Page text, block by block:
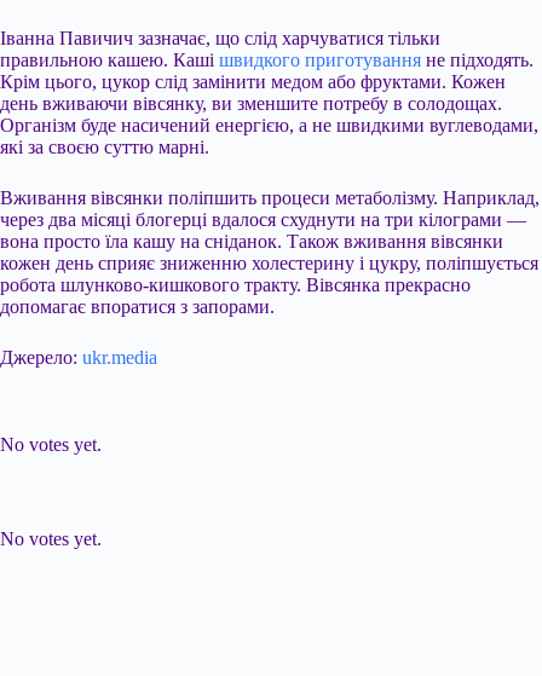
Іванна Павичич зазначає, що слід харчуватися тільки
правильною кашею. Каші швидкого приготування не підходять.
Крім цього, цукор слід замінити медом або фруктами. Кожен
день вживаючи вівсянку, ви зменшите потребу в солодощах.
Організм буде насичений енергією, а не швидкими вуглеводами,
які за своєю суттю марні.
Вживання вівсянки поліпшить процеси метаболізму. Наприклад,
через два місяці блогерці вдалося схуднути на три кілограми —
вона просто їла кашу на сніданок. Також вживання вівсянки
кожен день сприяє зниженню холестерину і цукру, поліпшується
робота шлунково-кишкового тракту. Вівсянка прекрасно
допомагає впоратися з запорами.
Джерело: ukr.media
No votes yet.
No votes yet.